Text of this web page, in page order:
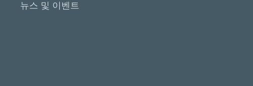
뉴스 및 이벤트